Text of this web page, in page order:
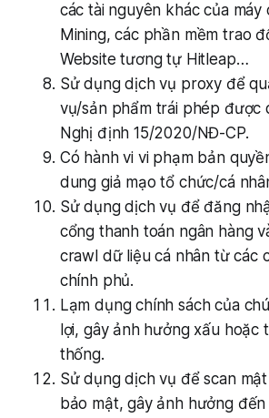
các tài nguyên khác của máy
Mining, các phần mềm trao
Website tương tự Hitleap…
Sử dụng dịch vụ proxy để
vụ/sản phẩm trái phép được
Nghị định 15/2020/NĐ-CP.
Có hành vi vi phạm bản
dung giả mạo tổ chức/cá
Sử dụng dịch vụ để đăng
cổng thanh toán ngân hàng
crawl dữ liệu cá nhân từ các
chính phủ.
Lạm dụng chính sách của
lợi, gây ảnh hưởng xấu hoặc
thống.
Sử dụng dịch vụ để scan
bảo mật, gây ảnh hưởng